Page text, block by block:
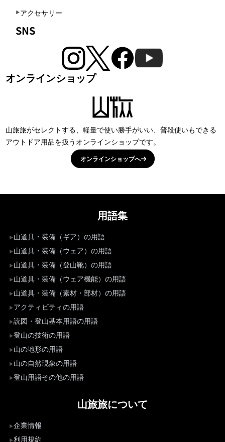
アクセサリー
SNS
オンラインショップ
山旅旅がセレクトする、軽量で使い勝手がいい、普段使いもできる
アウトドア用品を扱うオンラインショップです。
オンラインショップへ
用語集
山道具・装備（ギア）の用語
山道具・装備（ウェア）の用語
山道具・装備（登山靴）の用語
山道具・装備（ウェア機能）の用語
山道具・装備（素材・部材）の用語
アクティビティの用語
読図・登山基本用語の用語
登山の技術の用語
山の地形の用語
山の自然現象の用語
登山用語その他の用語
山旅旅について
企業情報
利用規約